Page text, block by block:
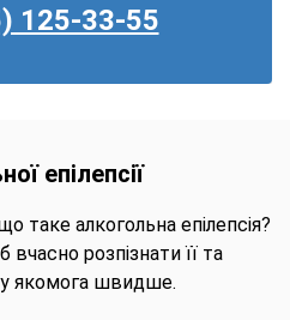
125-33-55
епілепсії
таке алкогольна епілепсія?
розпізнати її та
якомога швидше.